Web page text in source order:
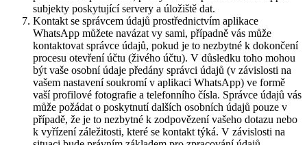
subjekty poskytující servery a úložiště dat.
Kontakt se správcem údajů prostřednictvím aplikace
WhatsApp můžete navázat vy sami, případně vás může
kontaktovat správce údajů, pokud je to nezbytné k dokončení
procesu otevření účtu (živého účtu). V důsledku toho mohou
být vaše osobní údaje předány správci údajů (v závislosti na
vašem nastavení soukromí v aplikaci WhatsApp) ve formě
vaší profilové fotografie a telefonního čísla. Správce údajů vás
může požádat o poskytnutí dalších osobních údajů pouze v
případě, že je to nezbytné k zodpovězení vašeho dotazu nebo
k vyřízení záležitosti, které se kontakt týká. V závislosti na